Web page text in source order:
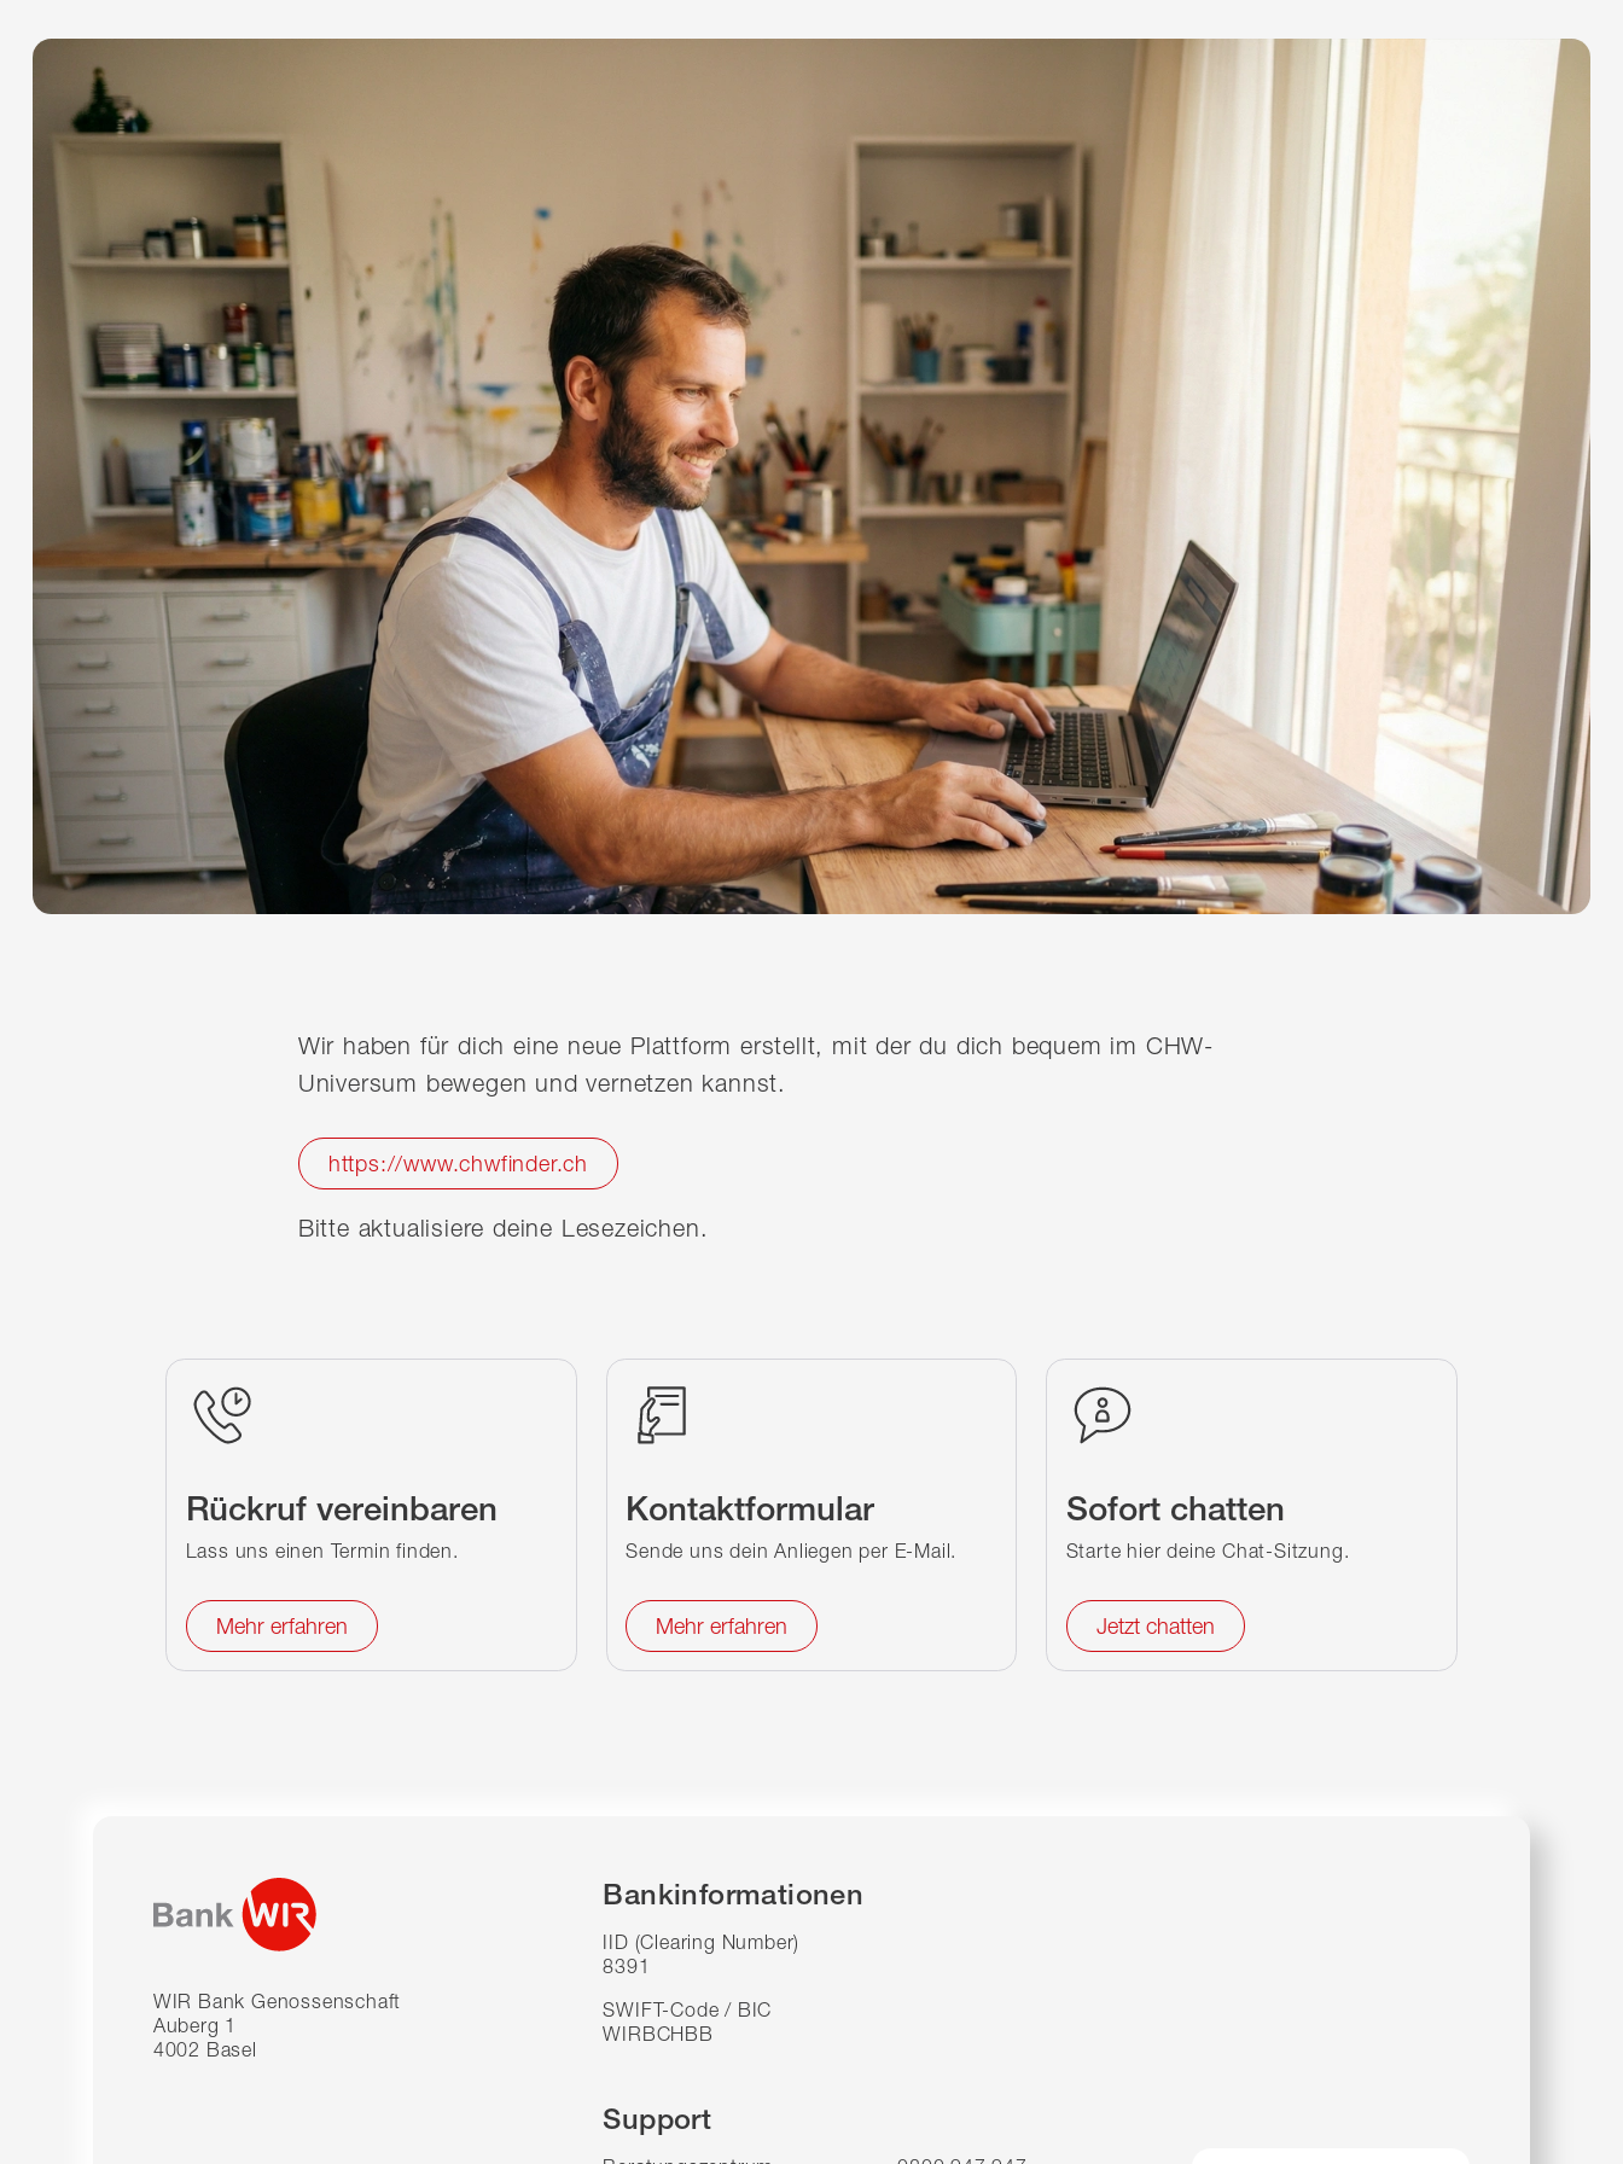
Wir haben für dich eine neue Plattform erstellt, mit der du dich bequem im CHW-
Universum bewegen und vernetzen kannst.
https://www.chwfinder.ch
Bitte aktualisiere deine Lesezeichen.
Rückruf vereinbaren
Lass uns einen Termin finden.
Mehr erfahren
Kontaktformular
Sende uns dein Anliegen per E-Mail.
Mehr erfahren
Sofort chatten
Starte hier deine Chat-Sitzung.
Jetzt chatten
WIR Bank Genossenschaft
Auberg 1
4002 Basel
Bankinformationen
IID (Clearing Number)
8391
SWIFT-Code / BIC
WIRBCHBB
Support